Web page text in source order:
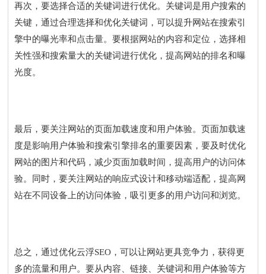
再次，要选择合适的关键词进行优化。关键词是用户搜索的
关键，通过合理选择和优化关键词，可以提升网站在搜索引
擎中的曝光率和点击量。要根据网站的内容和定位，选择相
关性强和搜索量大的关键词进行优化，提高网站的排名和曝
光度。
最后，要关注网站的页面加载速度和用户体验。页面加载速
度是影响用户体验和搜索引擎排名的重要因素，要及时优化
网站的图片和代码，减少页面加载时间，提高用户的访问体
验。同时，要关注网站的响应式设计和移动端适配，提高网
站在不同设备上的访问体验，吸引更多的用户访问和浏览。
总之，通过优化云浮SEO，可以让网站更具竞争力，获得更
多的流量和用户。要从内容、链接、关键词和用户体验等方